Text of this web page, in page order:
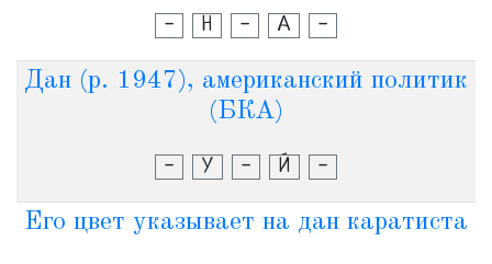
- Н - А -
Дан (р. 1947), американский политик
(БКА)
- У - Й -
Его цвет указывает на дан каратиста